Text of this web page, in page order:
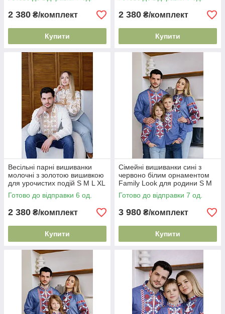
2 380 ₴/комплект
Купити
2 380 ₴/комплект
Купити
Весільні парні вишиванки
молочні з золотою вишивкою
для урочистих подій S M L XL
XXL
Готово до відправки 6 од.
2 380 ₴/комплект
Купити
Сімейні вишиванки сині з
червоно білим орнаментом
Family Look для родини S M
L XL XXL 92–152
Готово до відправки 7 од.
3 980 ₴/комплект
Купити